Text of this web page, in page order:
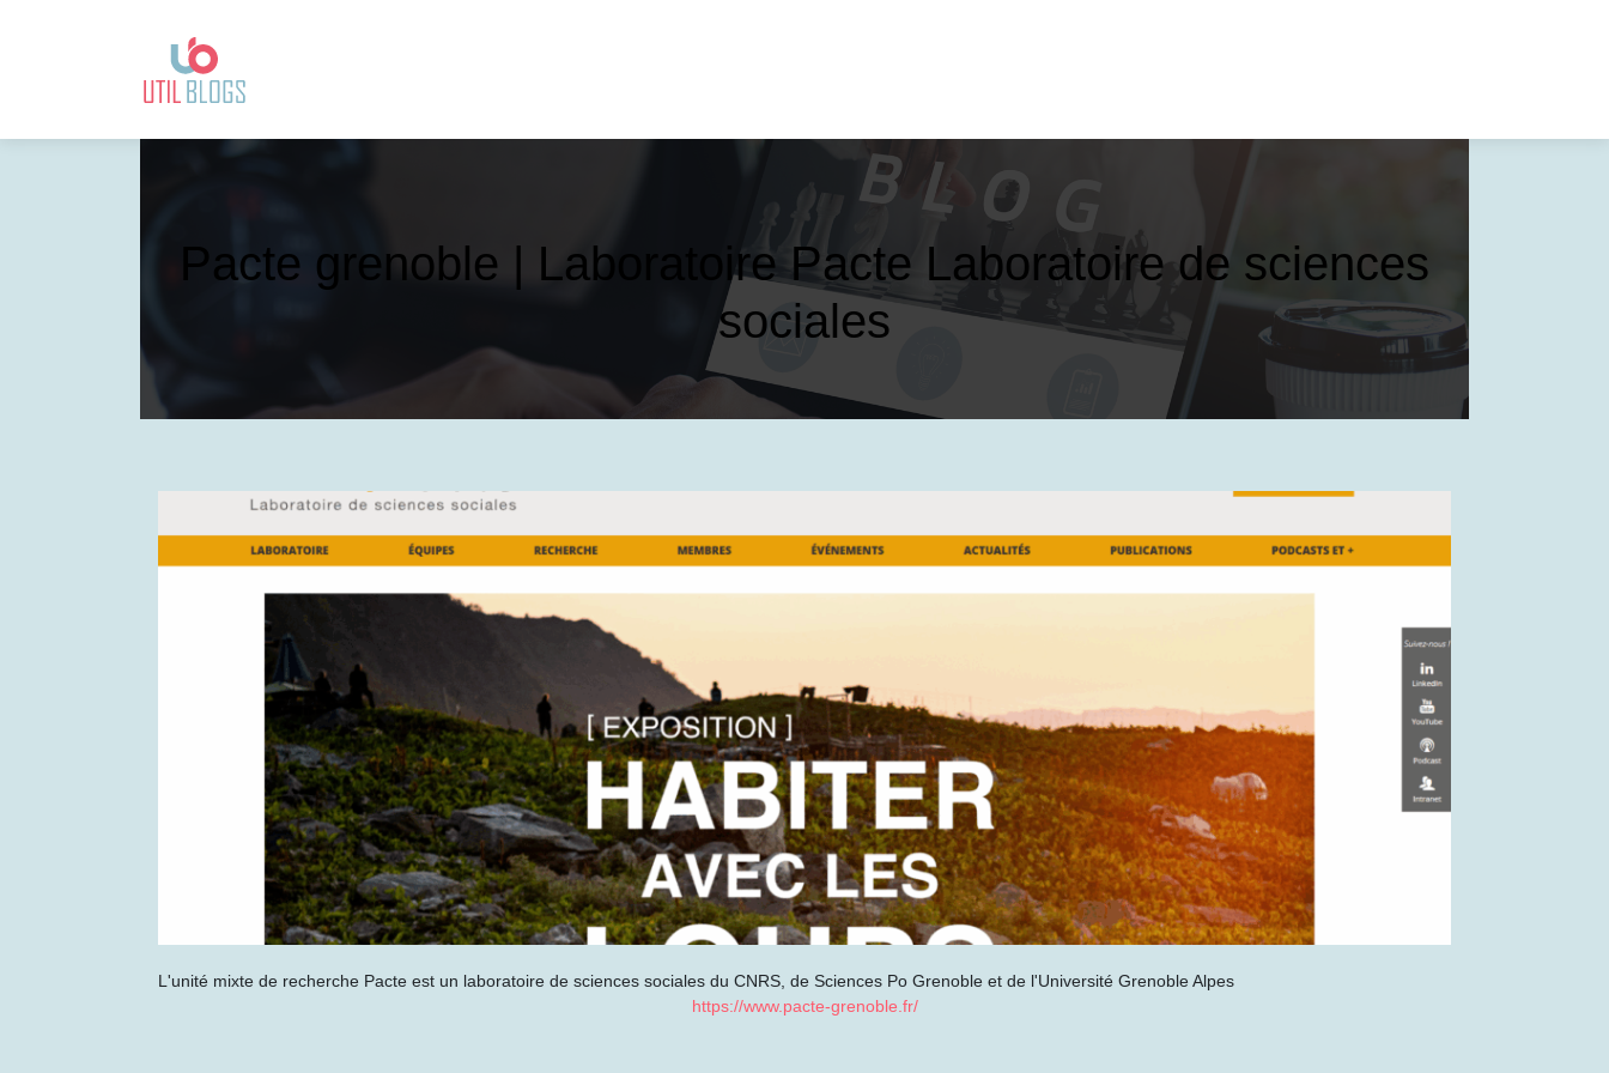
Pacte grenoble | Laboratoire Pacte Laboratoire de sciences
sociales
L'unité mixte de recherche Pacte est un laboratoire de sciences sociales du CNRS, de Sciences Po Grenoble et de l'Université Grenoble Alpes
https://www.pacte-grenoble.fr/